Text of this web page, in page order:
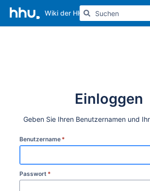
Wiki der HHU Weitere
Einloggen
Geben Sie Ihren Benutzernamen und
Benutzername *
Passwort *